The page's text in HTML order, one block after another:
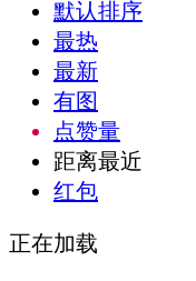
默认排序
最热
最新
有图
点赞量
距离最近
红包
正在加载